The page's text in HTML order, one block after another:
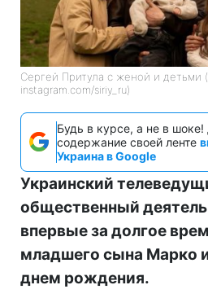
Сергей Притула с женой и детьми
instagram.com/siriy_ru)
Будь в курсе, а не в шоке!
содержание своей ленте
Украина в Google
Украинский
общественный
впервые за долгое
младшего сына Марко
днем рождения.